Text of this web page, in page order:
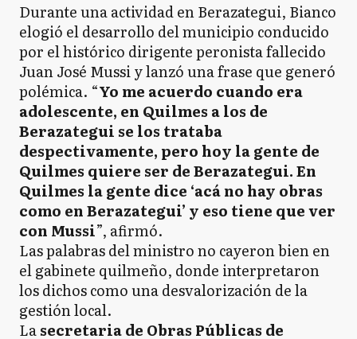
Durante una actividad en Berazategui, Bianco
elogió el desarrollo del municipio conducido
por el histórico dirigente peronista fallecido
Juan José Mussi y lanzó una frase que generó
polémica. “Yo me acuerdo cuando era
adolescente, en Quilmes a los de
Berazategui se los trataba
despectivamente, pero hoy la gente de
Quilmes quiere ser de Berazategui. En
Quilmes la gente dice ‘acá no hay obras
como en Berazategui’ y eso tiene que ver
con Mussi”, afirmó.
Las palabras del ministro no cayeron bien en
el gabinete quilmeño, donde interpretaron
los dichos como una desvalorización de la
gestión local.
Lasecretaria de Obras Públicas de